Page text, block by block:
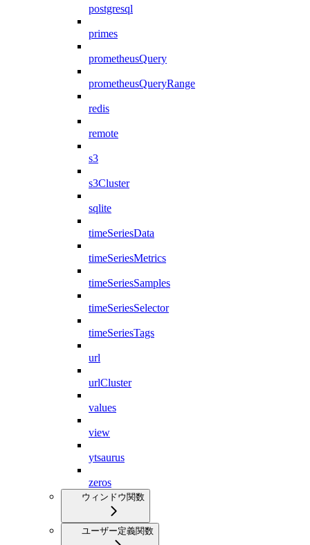
postgresql
primes
prometheusQuery
prometheusQueryRange
redis
remote
s3
s3Cluster
sqlite
timeSeriesData
timeSeriesMetrics
timeSeriesSamples
timeSeriesSelector
timeSeriesTags
url
urlCluster
values
view
ytsaurus
zeros
ウィンドウ関数
ユーザー定義関数